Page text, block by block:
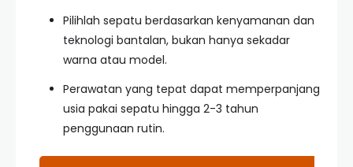
Pilihlah sepatu berdasarkan kenyamanan dan
teknologi bantalan, bukan hanya sekadar
warna atau model.
Perawatan yang tepat dapat memperpanjang
usia pakai sepatu hingga 2-3 tahun
penggunaan rutin.